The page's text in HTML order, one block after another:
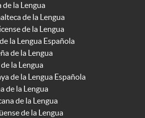
de la Lengua
de la Lengua
de la Lengua
la Lengua Española
de la Lengua
la Lengua
de la Lengua Española
de la Lengua
de la Lengua
de la Lengua